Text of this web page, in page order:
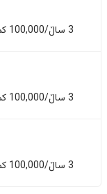
3 ساڵ/100,000 کم
3 ساڵ/100,000 کم
3 ساڵ/100,000 کم